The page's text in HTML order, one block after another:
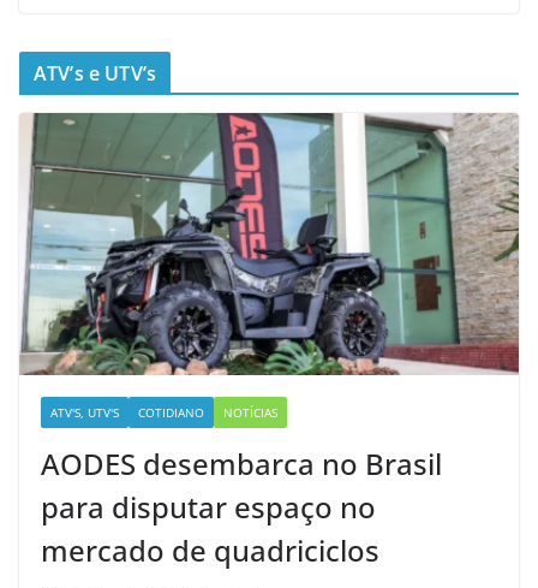
ATV’s e UTV’s
ATV'S, UTV'S COTIDIANO NOTÍCIAS
AODES desembarca no Brasil
para disputar espaço no
mercado de quadriciclos